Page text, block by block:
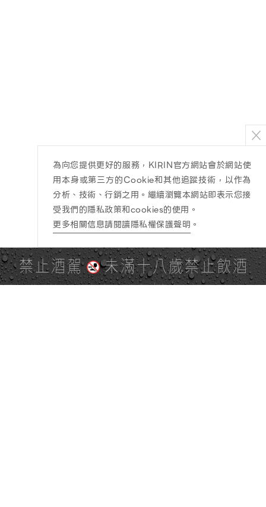
禁止酒駕 未滿十八歲禁止飲酒
為向您提供更好的服務，KIRIN官方網站會於網站使
用本身或第三方的Cookie和其他追蹤技術，以作為
分析、技術、行銷之用。繼續瀏覽本網站即表示您接
受我們的隱私政策和cookies的使用。
更多相關信息請閱讀隱私權保護聲明 。
PAGE TOP